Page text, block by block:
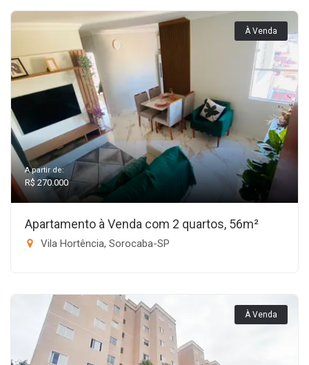
À Venda
A partir de:
R$ 270.000
Apartamento à Venda com 2 quartos, 56m²
Vila Hortência, Sorocaba-SP
À Venda